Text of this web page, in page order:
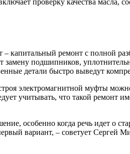
ремонт с полной
замену подшипников,
детали быстро выведут
электромагнитной муфты
учитывать, что такой ремонт
особенно когда речь идет о
вариант, – советует Сергей